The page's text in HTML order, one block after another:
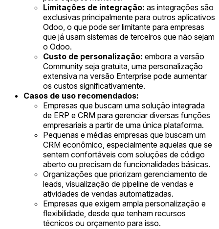
Limitações de integração: as integrações são
exclusivas principalmente para outros aplicativos
Odoo, o que pode ser limitante para empresas
que já usam sistemas de terceiros que não sejam
o Odoo.
Custo de personalização: embora a versão
Community seja gratuita, uma personalização
extensiva na versão Enterprise pode aumentar
os custos significativamente.
Casos de uso recomendados:
Empresas que buscam uma solução integrada
de ERP e CRM para gerenciar diversas funções
empresariais a partir de uma única plataforma.
Pequenas e médias empresas que buscam um
CRM econômico, especialmente aquelas que se
sentem confortáveis com soluções de código
aberto ou precisam de funcionalidades básicas.
Organizações que priorizam gerenciamento de
leads, visualização de pipeline de vendas e
atividades de vendas automatizadas.
Empresas que exigem ampla personalização e
flexibilidade, desde que tenham recursos
técnicos ou orçamento para isso.